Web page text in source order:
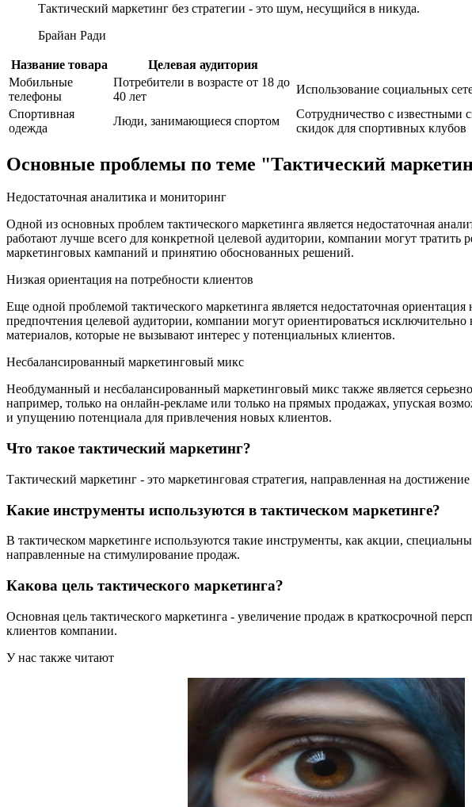
Тактический маркетинг без стратегии - это шум, несущийся в никуда.
Брайан Ради
Название товара Целевая аудитория
Мобильные
телефоны
Потребители в возрасте от 18 до
40 лет
Использование социальных
Спортивная
одежда
Люди, занимающиеся спортом
Сотрудничество с известными
скидок для спортивных клубов
Основные проблемы по теме "Тактический
Недостаточная аналитика и мониторинг
Одной из основных проблем тактического маркетинга является недостаточная
работают лучше всего для конкретной целевой аудитории, компании могут
маркетинговых кампаний и принятию обоснованных решений.
Низкая ориентация на потребности клиентов
Еще одной проблемой тактического маркетинга является недостаточная
предпочтения целевой аудитории, компании могут ориентироваться
материалов, которые не вызывают интерес у потенциальных клиентов.
Несбалансированный маркетинговый микс
Необдуманный и несбалансированный маркетинговый микс также является
например, только на онлайн-рекламе или только на прямых продажах, упуская
и упущению потенциала для привлечения новых клиентов.
Что такое тактический маркетинг?
Тактический маркетинг - это маркетинговая стратегия, направленная на
Какие инструменты используются в тактическом маркетинге?
В тактическом маркетинге используются такие инструменты, как акции,
направленные на стимулирование продаж.
Какова цель тактического маркетинга?
Основная цель тактического маркетинга - увеличение продаж в краткосрочной
клиентов компании.
У нас также читают